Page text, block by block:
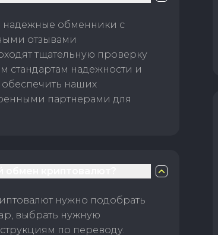
надежные обменники с
отзывами
тщательную проверку
стандартам надежности и
наших
партнерами для
нужно подобрать
выбрать нужную
по переводу.